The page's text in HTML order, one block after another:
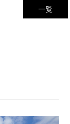
一覧